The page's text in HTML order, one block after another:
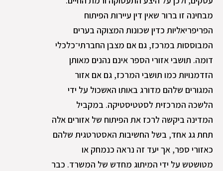
מבחינה זו ברור שאין דין עיירות הפיתוח
הפריפריאליות כדין שכונות המצוקה בערים
המבוססות במרכז, גם אם מצבן החברתי־כלכלי
דומה. תושבי אזורי הספר אינם נהנים מאותן
הזדמנויות כמו תושבי המרכז, גם אם אזור
המגורים שלהם מדורג באותו האשכול על ידי
הלשכה המרכזית לסטטיסטיקה. במקביל
המדינה ביקשה לרכז את הפיתוח של אזורים אלה
תחת גג אחד, בשל החשיבות האסטרטגית שלהם
כאזורי ספר, אך יעד זה נראה כנמחק או
מטושטש על ידי המיתוג מחדש של המשרד. כבר